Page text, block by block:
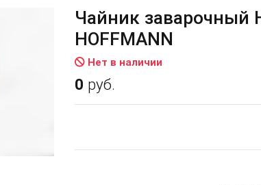
Чайник заварочный
HOFFMANN
Нет в наличии
0 руб.